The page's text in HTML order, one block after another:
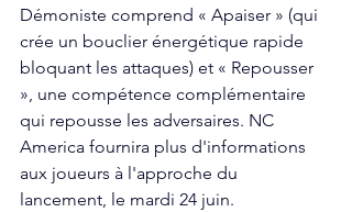
Démoniste comprend « Apaiser » (qui
crée un bouclier énergétique rapide
bloquant les attaques) et « Repousser
», une compétence complémentaire
qui repousse les adversaires. NC
America fournira plus d'informations
aux joueurs à l'approche du
lancement, le mardi 24 juin.